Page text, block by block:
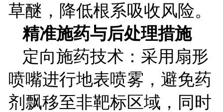
草醚，降低根系吸收风险。
精准施药与后处理措施
定向施药技术：采用扇形
喷嘴进行地表喷雾，避免药
剂飘移至非靶标区域，同时